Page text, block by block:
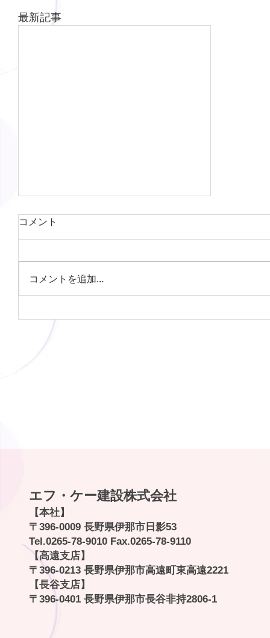
最新記事
《貸アパート》伊那市美篶青島２
ＤＫ ４.２万円（貸主） エアコン
コメント
コメントを追加…
エフ・ケー建設株式会社
【本社】
〒396-0009 長野県伊那市日影53
Tel.0265-78-9010 Fax.0265-78-9110
【高遠支店】
〒396-0213 長野県伊那市高遠町東高遠2221
【長谷支店】
〒396-0401 長野県伊那市長谷非持2806-1